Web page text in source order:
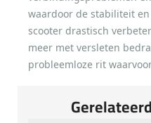
waardoor de stabiliteit
scooter drastisch
meer met versleten
probleemloze rit